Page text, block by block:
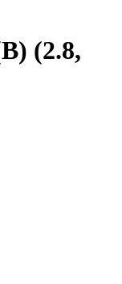
(2.8,